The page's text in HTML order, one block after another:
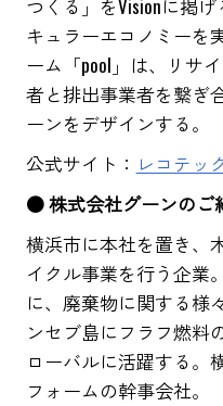
つくる」をVisionに掲げ
キュラーエコノミーを
ーム「pool」は、リサ
者と排出事業者を繋ぎ
ーンをデザインする。
公式サイト： レコテッ
● 株式会社グーンのご
横浜市に本社を置き、
イクル事業を行う企業
に、廃棄物に関する様
ンセブ島にフラフ燃料
ローバルに活躍する。
フォームの幹事会社。